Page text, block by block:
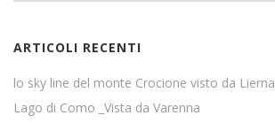
ARTICOLI RECENTI
lo sky line del monte Crocione visto da Lierna
Lago di Como _Vista da Varenna